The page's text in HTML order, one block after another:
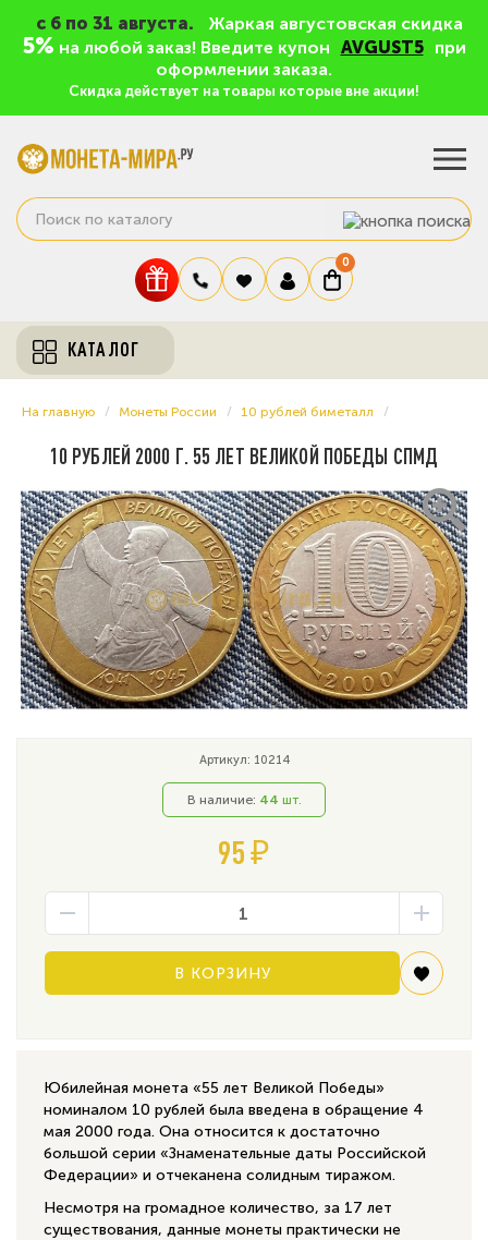
c 6 по 31 августа. Жаркая августовская скидка
5% на любой заказ! Введите купон AVGUST5
при
оформлении заказа.
Скидка действует на товары которые вне акции!
0
КАТАЛОГ
На главную Монеты России 10 рублей биметалл
10 РУБЛЕЙ 2000 Г. 55 ЛЕТ ВЕЛИКОЙ ПОБЕДЫ СПМД
Артикул: 10214
В наличие: 44 шт.
95 ₽
В КОРЗИНУ
Юбилейная монета «55 лет Великой Победы»
номиналом 10 рублей была введена в обращение 4
мая 2000 года. Она относится к достаточно
большой серии «Знаменательные даты Российской
Федерации» и отчеканена солидным тиражом.
Несмотря на громадное количество, за 17 лет
существования, данные монеты практически не